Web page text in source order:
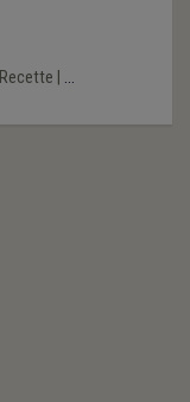
Recette ...